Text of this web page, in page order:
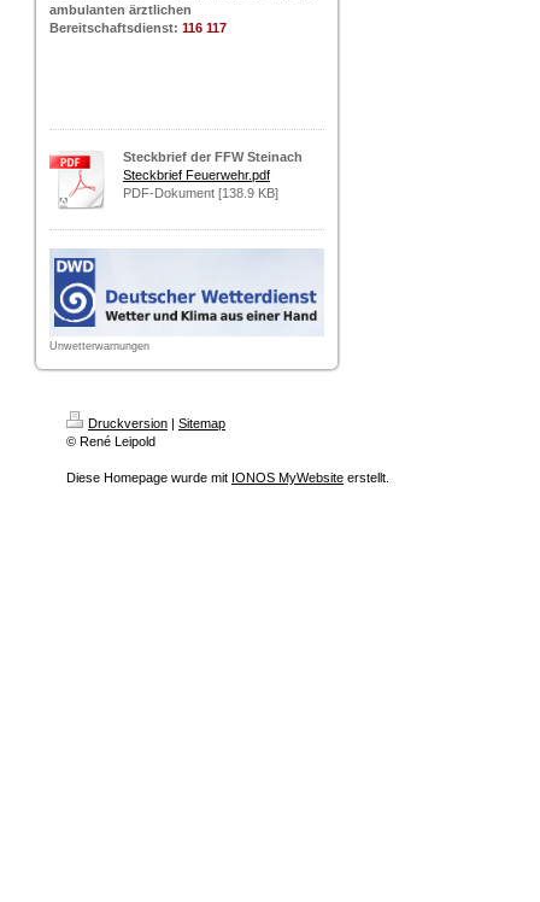
ambulanten ärztlichen
Bereitschaftsdienst: 116 117
Steckbrief der FFW Steinach
Steckbrief Feuerwehr.pdf
PDF-Dokument [138.9 KB]
Unwetterwarnungen
Druckversion
Sitemap
© René Leipold
Diese Homepage wurde mit IONOS MyWebsite erstellt.